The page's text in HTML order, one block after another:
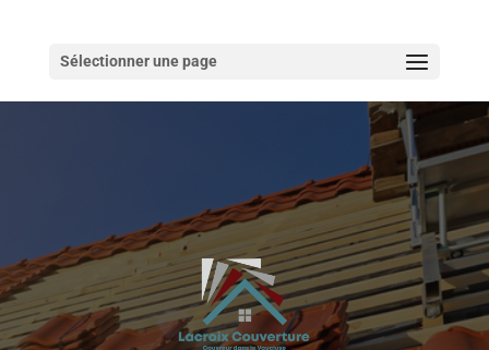
Sélectionner une page